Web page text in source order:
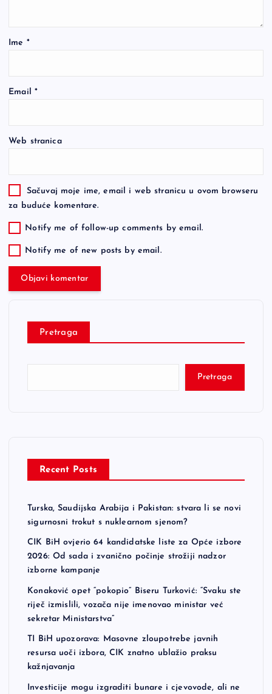
Ime *
Email *
Web stranica
Sačuvaj moje ime, email i web stranicu u ovom browseru
za buduće komentare.
Notify me of follow-up comments by email.
Notify me of new posts by email.
Pretraga
Pretraga
Recent Posts
Turska, Saudijska Arabija i Pakistan: stvara li se novi
sigurnosni trokut s nuklearnom sjenom?
CIK BiH ovjerio 64 kandidatske liste za Opće izbore
2026: Od sada i zvanično počinje strožiji nadzor
izborne kampanje
Konaković opet “pokopio” Biseru Turković: “Svaku ste
riječ izmislili, vozača nije imenovao ministar već
sekretar Ministarstva”
TI BiH upozorava: Masovne zloupotrebe javnih
resursa uoči izbora, CIK znatno ublažio praksu
kažnjavanja
Investicije mogu izgraditi bunare i cjevovode, ali ne